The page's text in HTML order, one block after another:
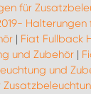
für
| Fiat Fullback
und Zubehör|
und